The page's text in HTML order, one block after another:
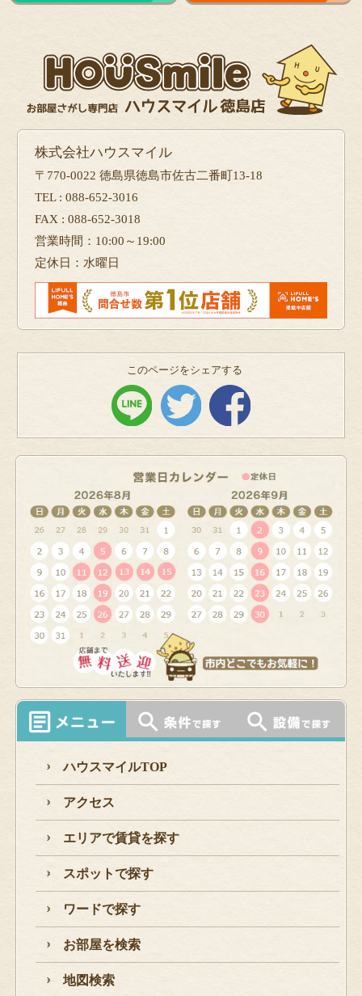
株式会社ハウスマイル
〒770-0022 徳島県徳島市佐古二番町13-18
TEL : 088-652-3016
FAX : 088-652-3018
営業時間：10:00～19:00
定休日：水曜日
このページをシェアする
ハウスマイルTOP
アクセス
エリアで賃貸を探す
スポットで探す
ワードで探す
お部屋を検索
地図検索